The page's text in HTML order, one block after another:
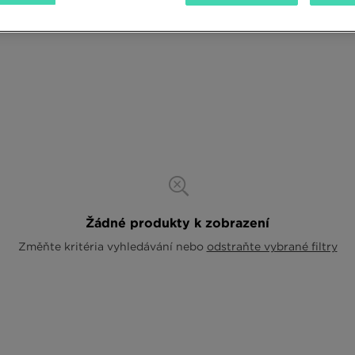
Žádné produkty k zobrazení
Změňte kritéria vyhledávání nebo odstraňte vybrané filtry